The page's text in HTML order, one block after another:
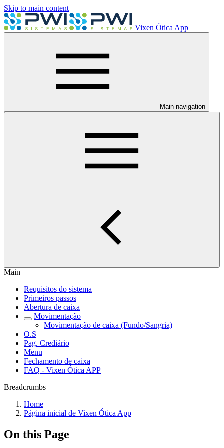
Skip to main content
Vixen Ótica App
Main navigation
Main
Requisitos do sistema
Primeiros passos
Abertura de caixa
Movimentação
Movimentação de caixa (Fundo/Sangria)
O.S
Pag. Crediário
Menu
Fechamento de caixa
FAQ - Vixen Ótica APP
Breadcrumbs
Home
Página inicial de Vixen Ótica App
On this Page